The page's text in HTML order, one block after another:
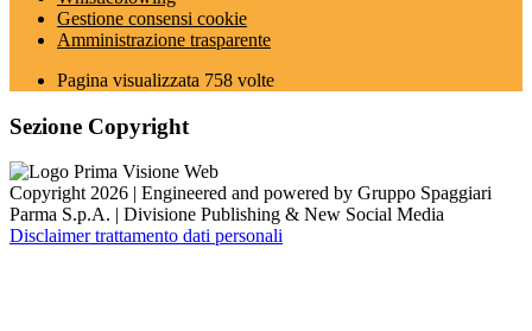
Gestione consensi cookie
Amministrazione trasparente
Pagina visualizzata 758 volte
Sezione Copyright
Copyright 2026 | Engineered and powered by Gruppo Spaggiari
Parma S.p.A. | Divisione Publishing & New Social Media
Disclaimer trattamento dati personali